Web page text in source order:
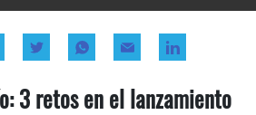
3 retos en el lanzamiento